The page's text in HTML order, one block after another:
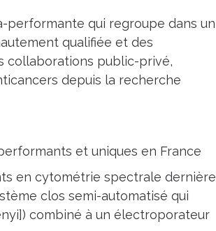
performante qui regroupe dans un
qualifiée et des
collaborations public-privé,
depuis la recherche
et uniques en France
en cytométrie spectrale dernière
clos semi-automatisé qui
combiné à un électroporateur